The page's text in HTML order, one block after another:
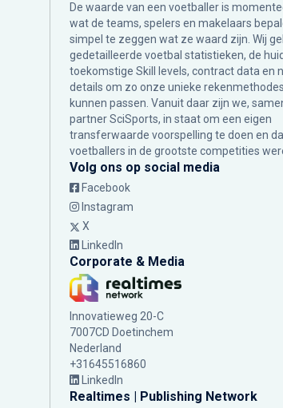
De waarde van een voetballer is
wat de teams, spelers en makelaars
simpel te zeggen wat ze waard zijn. Wij
gedetailleerde voetbal statistieken, de
toekomstige Skill levels, contract data en
details om zo onze unieke
kunnen passen. Vanuit daar zijn we,
partner SciSports, in staat om een eigen
transferwaarde voorspelling te doen en
voetballers in de grootste competities
Volg ons op social media
Facebook
Instagram
X
LinkedIn
Corporate & Media
Innovatieweg 20-C
7007CD Doetinchem
Nederland
+31645516860
LinkedIn
Realtimes | Publishing Network